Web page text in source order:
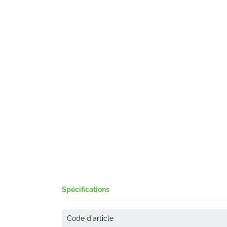
Spécifications
Code d'article